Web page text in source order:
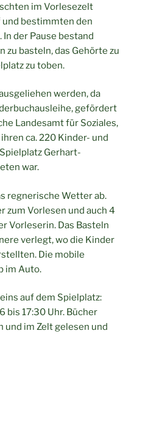
im Vorlesezelt
bestimmten den
der Pause bestand
zu basteln, das Gehörte zu
zu toben.
werden, da
gefördert
Landesamt für Soziales,
ca. 220 Kinder- und
Gerhart-
war.
regnerische Wetter ab.
zum Vorlesen und auch 4
Vorleserin. Das Basteln
verlegt, wo die Kinder
Die mobile
im Auto.
auf dem Spielplatz:
bis 17:30 Uhr. Bücher
und im Zelt gelesen und